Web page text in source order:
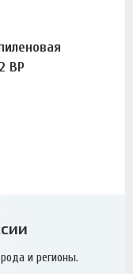
ВР
и регионы.